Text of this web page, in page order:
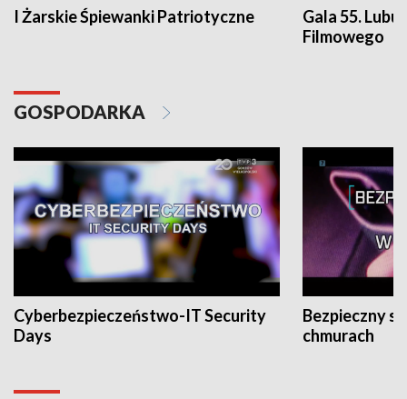
I Żarskie Śpiewanki Patriotyczne
Gala 55.
Filmowego
GOSPODARKA
Cyberbezpieczeństwo-IT Security
Days
Bezpieczny
chmurach